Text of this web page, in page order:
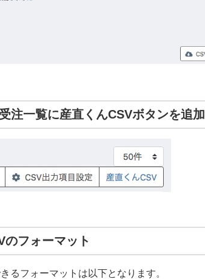
注一覧に産直くんCSVボタンを追加
のフォーマット
るフォーマットは以下となります。